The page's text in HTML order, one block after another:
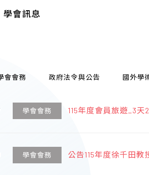
學會訊息
會會務 政府法令與公告 國外學
學會會務 115年度會員旅遊_3天
學會會務
公告115年度徐千田教